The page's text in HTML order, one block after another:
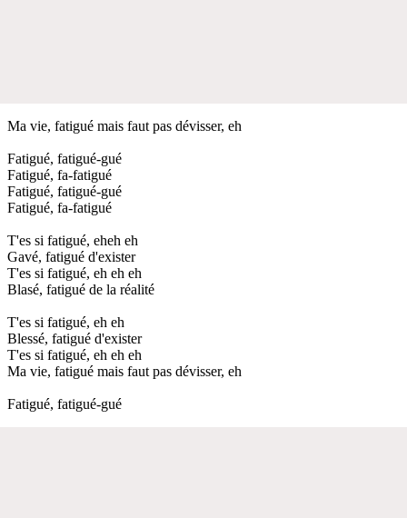
Ma vie, fatigué mais faut pas dévisser, eh
Fatigué, fatigué-gué
Fatigué, fa-fatigué
Fatigué, fatigué-gué
Fatigué, fa-fatigué
T'es si fatigué, eheh eh
Gavé, fatigué d'exister
T'es si fatigué, eh eh eh
Blasé, fatigué de la réalité
T'es si fatigué, eh eh
Blessé, fatigué d'exister
T'es si fatigué, eh eh eh
Ma vie, fatigué mais faut pas dévisser, eh
Fatigué, fatigué-gué